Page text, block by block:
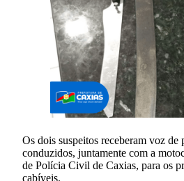
Os dois suspeitos receberam voz de
conduzidos, juntamente com a
de Polícia Civil de Caxias, para os
cabíveis.